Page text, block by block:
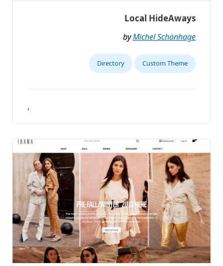
Local HideAways
byMichel Schönhage
Custom Theme
Directory
,